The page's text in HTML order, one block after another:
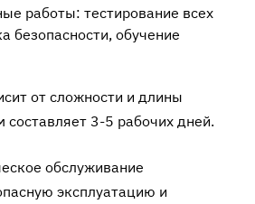
работы: тестирование всех
безопасности, обучение
от сложности и длины
составляет 3-5 рабочих дней.
обслуживание
эксплуатацию и